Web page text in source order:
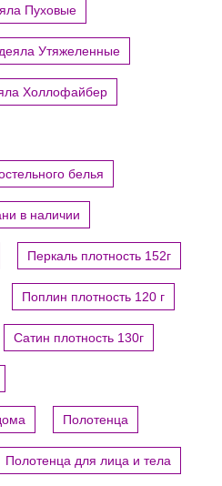
Пуховые
Утяжеленные
Холлофайбер
белья
в наличии
Перкаль плотность 152г
Поплин плотность 120 г
Сатин плотность 130г
Полотенца
Полотенца для лица и тела